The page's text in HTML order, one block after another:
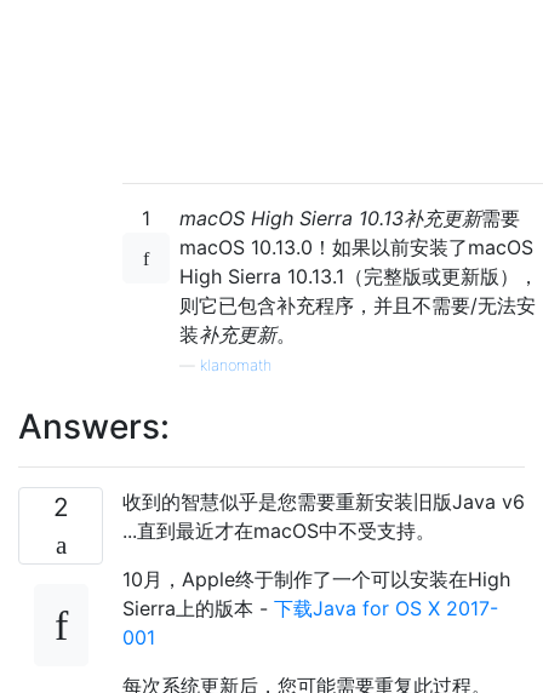
1 macOS High Sierra 10.13补充更新需要
macOS 10.13.0！如果以前安装了macOS
High Sierra 10.13.1（完整版或更新版），
则它已包含补充程序，并且不需要/无法安
装补充更新。
klanomath
Answers:
2
收到的智慧似乎是您需要重新安装旧版Java v6
...直到最近才在macOS中不受支持。
10月，Apple终于制作了一个可以安装在High
Sierra上的版本 - 下载Java for OS X 2017-
001
每次系统更新后，您可能需要重复此过程。